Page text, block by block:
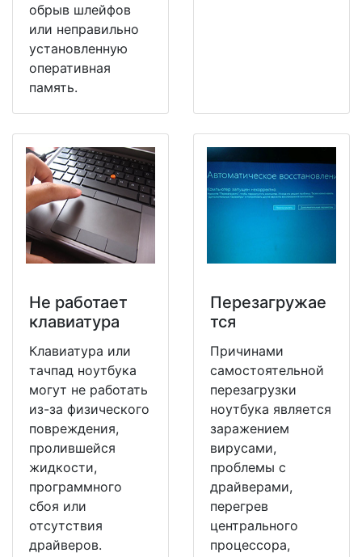
обрыв шлейфов
или неправильно
установленную
оперативная
память.
Не работает
клавиатура
Клавиатура или
тачпад ноутбука
могут не работать
из-за физического
повреждения,
пролившейся
жидкости,
программного
сбоя или
отсутствия
драйверов.
Перезагружае
тся
Причинами
самостоятельной
перезагрузки
ноутбука является
заражением
вирусами,
проблемы с
драйверами,
перегрев
центрального
процессора,